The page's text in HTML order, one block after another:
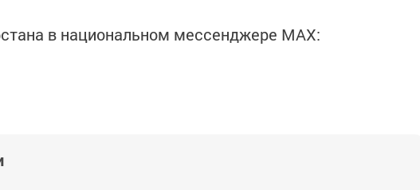
в национальном мессенджере MАХ: